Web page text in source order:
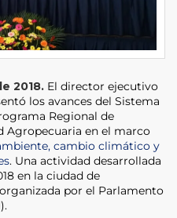
2018. El director ejecutivo
los avances del Sistema
Regional de
Agropecuaria en el marco
cambio climático y
. Una actividad desarrollada
en la ciudad de
por el Parlamento